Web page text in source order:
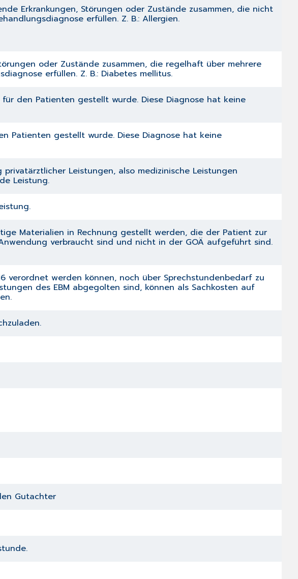
Erkrankungen, Störungen oder Zustände zusammen, die nicht
erfüllen. Z. B.: Allergien.
oder Zustände zusammen, die regelhaft über mehrere
erfüllen. Z. B.: Diabetes mellitus.
den Patienten gestellt wurde. Diese Diagnose hat keine
Patienten gestellt wurde. Diese Diagnose hat keine
Leistungen, also medizinische Leistungen
Leistung.
Materialien in Rechnung gestellt werden, die der Patient zur
verbraucht sind und nicht in der GOÄ aufgeführt sind.
verordnet werden können, noch über Sprechstundenbedarf zu
des EBM abgegolten sind, können als Sachkosten auf
Gutachter